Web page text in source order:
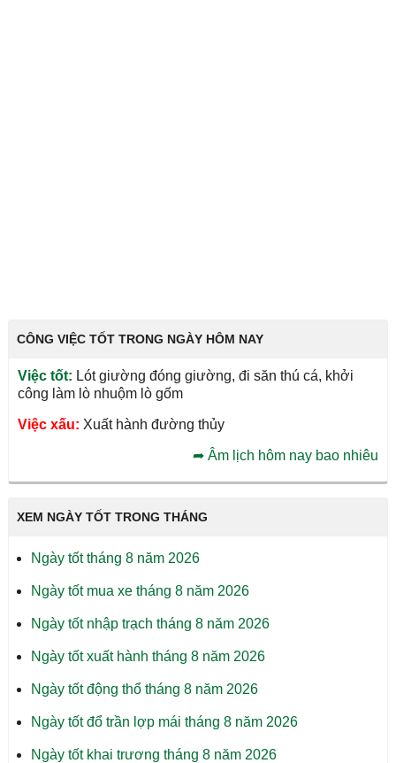
CÔNG VIỆC TỐT TRONG NGÀY HÔM NAY
Việc tốt: Lót giường đóng giường, đi săn thú cá, khởi
công làm lò nhuộm lò gốm
Việc xấu: Xuất hành đường thủy
➦Âm lịch hôm nay bao nhiêu
XEM NGÀY TỐT TRONG THÁNG
Ngày tốt tháng 8 năm 2026
Ngày tốt mua xe tháng 8 năm 2026
Ngày tốt nhập trạch tháng 8 năm 2026
Ngày tốt xuất hành tháng 8 năm 2026
Ngày tốt động thổ tháng 8 năm 2026
Ngày tốt đổ trần lợp mái tháng 8 năm 2026
Ngày tốt khai trương tháng 8 năm 2026